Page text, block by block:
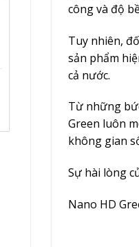
công và độ
Tuy nhiên,
sản phẩm
cả nước.
Từ những
Green luôn
không gian
Sự hài lòng
Nano HD